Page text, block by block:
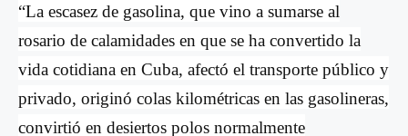
“La escasez de gasolina, que vino a sumarse al
rosario de calamidades en que se ha convertido la
vida cotidiana en Cuba, afectó el transporte público y
privado, originó colas kilométricas en las gasolineras,
convirtió en desiertos polos normalmente